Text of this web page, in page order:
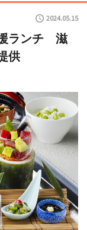
2024.05.15
ランチ 滋
供